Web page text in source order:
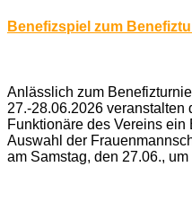
Benefizspiel zum
Anlässlich zum
27.-28.06.2026 veranstalten
Funktionäre des Vereins
Auswahl der
am Samstag, den 27.06.,